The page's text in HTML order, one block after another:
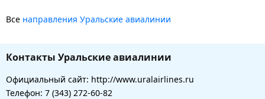
Все направления Уральские авиалинии
Контакты Уральские авиалинии
Официальный сайт: http://www.uralairlines.ru
Телефон: 7 (343) 272-60-82